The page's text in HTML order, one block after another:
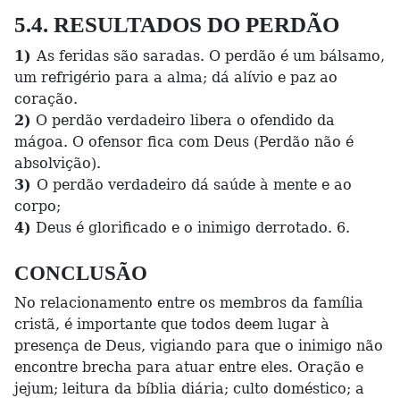
5.4. RESULTADOS DO PERDÃO
1) As feridas são saradas. O perdão é um bálsamo,
um refrigério para a alma; dá alívio e paz ao
coração.
2) O perdão verdadeiro libera o ofendido da
mágoa. O ofensor fica com Deus (Perdão não é
absolvição).
3) O perdão verdadeiro dá saúde à mente e ao
corpo;
4) Deus é glorificado e o inimigo derrotado. 6.
CONCLUSÃO
No relacionamento entre os membros da família
cristã, é importante que todos deem lugar à
presença de Deus, vigiando para que o inimigo não
encontre brecha para atuar entre eles. Oração e
jejum; leitura da bíblia diária; culto doméstico; a